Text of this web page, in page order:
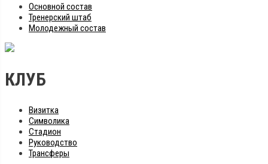
Основной состав
Тренерский штаб
Молодежный состав
КЛУБ
Визитка
Символика
Стадион
Руководство
Трансферы